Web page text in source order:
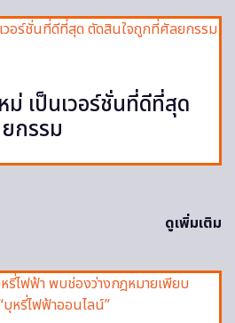
ม่ เป็นเวอร์ชั่นที่ดีที่สุด
กรรม
ดูเพิ่มเติม